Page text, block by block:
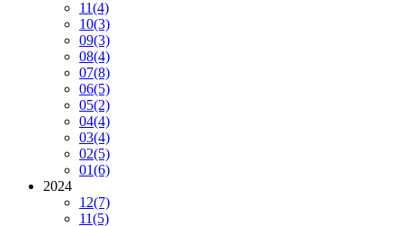
11(4)
10(3)
09(3)
08(4)
07(8)
06(5)
05(2)
04(4)
03(4)
02(5)
01(6)
2024
12(7)
11(5)